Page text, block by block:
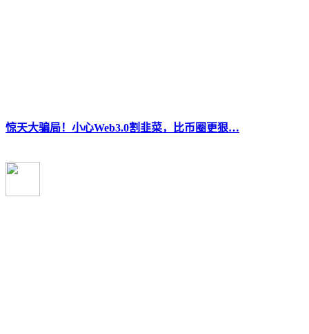
惊天大骗局！小心Web3.0割韭菜，比币圈更狠…